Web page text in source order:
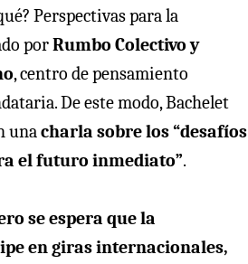
Perspectivas para la
porRumbo Colectivo y
, centro de pensamiento
De este modo, Bachelet
unacharla sobre los “desafíos
el futuro inmediato”.
se espera que la
en giras internacionales,